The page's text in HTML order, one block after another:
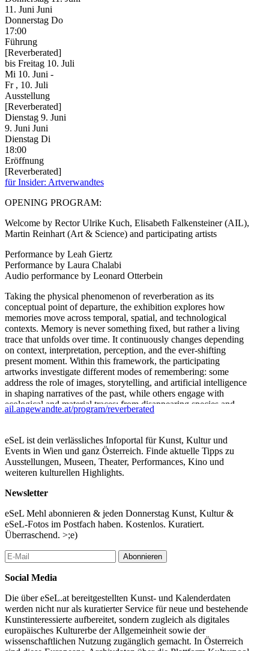
11. Juni Juni
Donnerstag Do
17:00
Führung
[Reverberated]
bis Freitag 10. Juli
Mi 10. Juni -
Fr , 10. Juli
Ausstellung
[Reverberated]
Dienstag 9. Juni
9. Juni Juni
Dienstag Di
18:00
Eröffnung
[Reverberated]
für Insider: Artverwandtes
OPENING PROGRAM:
Welcome by Rector Ulrike Kuch, Elisabeth Falkensteiner (AIL),
Martin Reinhart (Art & Science) and participating artists
Performance by Leah Giertz
Performance by Laura Chalabi
Audio performance by Leonard Otterbein
Taking the physical phenomenon of reverberation as its
conceptual point of departure, the exhibition explores how
memories move across temporal, spatial, and technological
contexts. Memory is never something fixed, but rather a living
trace that unfolds over time. It continuously changes depending
on context, interpretation, perception, and the ever-shifting
present moment. Within this framework, the participating
artworks investigate different modes of remembering: some
address the role of images, storytelling, and artificial intelligence
in shaping narratives of the past, while others engage with
ecological and material traces: from disappearing species and
botanical archives to residues embedded in landscapes and
Across these artistic approaches, [REVERBERATED] invites
visitors to consider memory not as something simply preserved,
but as something continuously produced through interactions
between bodies, technologies, and environments. The exhibition
thus explores how the past continues to reverberate within the
With contributions by:
Agustina Belén Agüero, Lobna Awidat, Phin Anibal, Rimon
Alyagon Darr, Ronnie Danaher, Tatiana Del Valle, Hasti Ghasedi,
Leah Barbara Mukui Giertz, Hanna Hofmann, Tal Horesh,
Mauritius Itzinger, Laura Isselhorst, Dina Karaman, Moritz
Klarer, Anna Buchner, Leonard Otterbein, David Ristić, Rajarshi
Sarkar, Agnes Schyberg, Aryan Shahabian, Majedeh
Shahvelayati, Mehrta Shirzadian, Pauline Simon, Laura Chalabi,
People of Soil
...Mehr lesen
ail.angewandte.at/program/reverberated
eSeL ist dein verlässliches Infoportal für Kunst, Kultur und
Events in Wien und ganz Österreich. Finde aktuelle Tipps zu
Ausstellungen, Museen, Theater, Performances, Kino und
weiteren kulturellen Highlights.
Newsletter
eSeL Mehl abonnieren & jeden Donnerstag Kunst, Kultur &
eSeL-Fotos im Postfach haben. Kostenlos. Kuratiert.
Überraschend. >;e)
Abonnieren
Social Media
Die über eSeL.at bereitgestellten Kunst- und Kalenderdaten
werden nicht nur als kuratierter Service für neue und bestehende
Kunstinteressierte aufbereitet, sondern zugleich als digitales
europäisches Kulturerbe der Allgemeinheit sowie der
wissenschaftlichen Nutzung zugänglich gemacht. In Österreich